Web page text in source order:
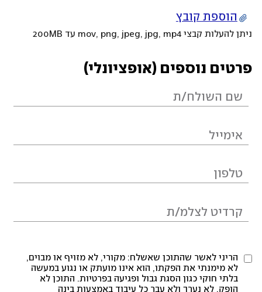
הוספת קובץ
ניתן להעלות קבצי mov, png, jpeg, jpg, mp4 עד 200MB
פרטים נוספים (אופציונלי)
הריני לאשר שהתוכן שאשלח: מקורי, לא מזויף או מבוים,
לא מימנתי את הפקתו, הוא אינו מועתק או נגוע במעשה
בלתי חוקי כגון הסגת גבול ופגיעה בפרטיות. התוכן לא
הופק, לא נערך ולא עבר כל עיבוד באמצעות בינה